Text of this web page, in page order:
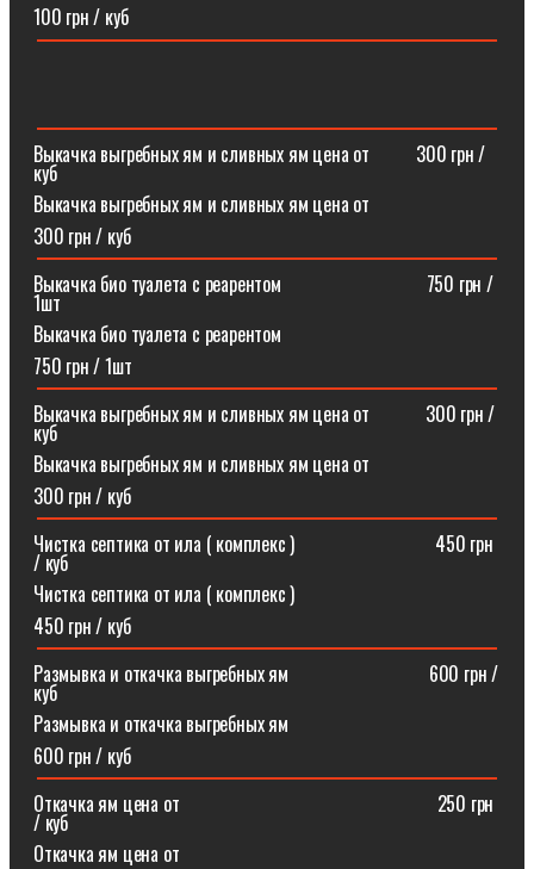
100 грн / куб
Выкачка выгребных ям и сливных ям цена от ⠀⠀⠀300 грн /
куб
Выкачка выгребных ям и сливных ям цена от
300 грн / куб
Выкачка био туалета с реарентом ⠀⠀⠀⠀⠀⠀⠀⠀⠀⠀750 грн /
1шт
Выкачка био туалета с реарентом
750 грн / 1шт
Выкачка выгребных ям и сливных ям цена от⠀⠀⠀⠀300 грн /
куб
Выкачка выгребных ям и сливных ям цена от
300 грн / куб
Чистка септика от ила ( комплекс )⠀⠀⠀⠀⠀⠀⠀⠀⠀⠀450 грн
/ куб
Чистка септика от ила ( комплекс )
450 грн / куб
Размывка и откачка выгребных ям⠀⠀⠀⠀⠀⠀⠀⠀⠀⠀600 грн /
куб
Размывка и откачка выгребных ям
600 грн / куб
Откачка ям цена от ⠀⠀⠀⠀⠀⠀⠀⠀⠀⠀⠀⠀⠀⠀⠀⠀⠀⠀250 грн
/ куб
Откачка ям цена от